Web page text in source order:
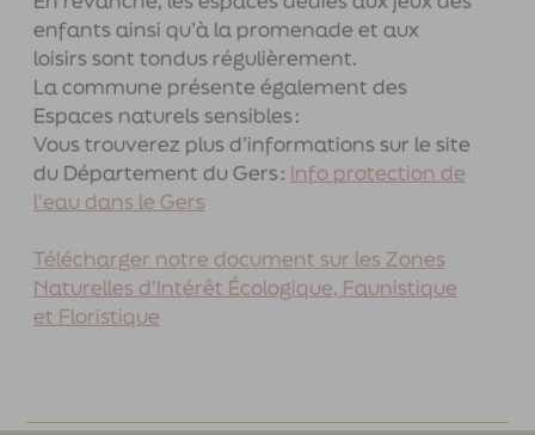
En revanche, les espaces dédiés aux jeux des
enfants ainsi qu’à la promenade et aux
loisirs sont tondus régulièrement.
La commune présente également des
Espaces naturels sensibles :
Vous trouverez plus d’informations sur le site
du Département du Gers :Info protection de
l'eau dans le Gers
Télécharger notre document sur les Zones
Naturelles d'Intérêt Écologique, Faunistique
et Floristique